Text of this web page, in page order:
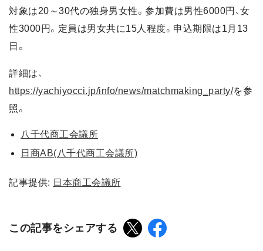
対象は20～30代の独身男女性。参加費は男性6000円、女
性3000円。定員は男女共に15人程度。申込期限は1月13
日。
詳細は、
https://yachiyocci.jp/info/news/matchmaking_party/を参
照。
八千代商工会議所
日商AB(八千代商工会議所)
記事提供: 日本商工会議所
この記事をシェアする